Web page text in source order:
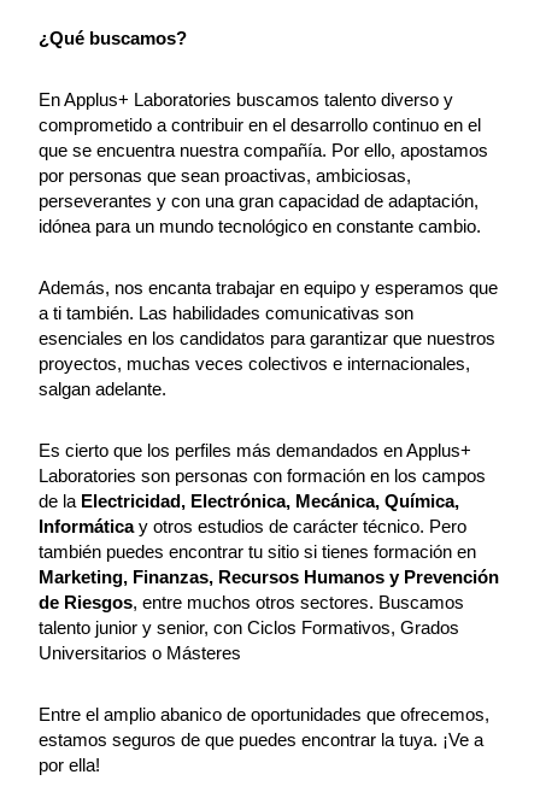
¿Qué buscamos?
En Applus+ Laboratories buscamos talento diverso y
comprometido a contribuir en el desarrollo continuo en el
que se encuentra nuestra compañía. Por ello, apostamos
por personas que sean proactivas, ambiciosas,
perseverantes y con una gran capacidad de adaptación,
idónea para un mundo tecnológico en constante cambio.
Además, nos encanta trabajar en equipo y esperamos que
a ti también. Las habilidades comunicativas son
esenciales en los candidatos para garantizar que nuestros
proyectos, muchas veces colectivos e internacionales,
salgan adelante.
Es cierto que los perfiles más demandados en Applus+
Laboratories son personas con formación en los campos
de la Electricidad, Electrónica, Mecánica, Química,
Informáticay otros estudios de carácter técnico. Pero
también puedes encontrar tu sitio si tienes formación en
Marketing, Finanzas, Recursos Humanos y Prevención
de Riesgos, entre muchos otros sectores. Buscamos
talento junior y senior, con Ciclos Formativos, Grados
Universitarios o Másteres
Entre el amplio abanico de oportunidades que ofrecemos,
estamos seguros de que puedes encontrar la tuya. ¡Ve a
por ella!